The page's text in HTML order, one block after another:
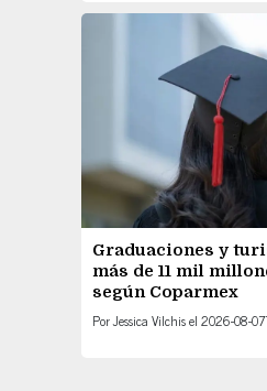
Graduaciones y
más de 11 mil
según Coparmex
PorJessica Vilchisel 2026-08-